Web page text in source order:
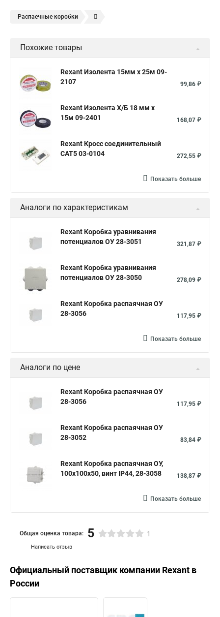
Распаечные коробки
Коробка распределительная ip55
Коробка для скрытой проводки Электрическая коробка
Коробка для электропроводки
Коробка распределительная металлическая
Клеммная распределительная коробка
Щит электрический встраиваемый
Коробка телефонная распределительная
Коробка распределительная 10 10
Распределительная коробка для электропроводки
Цена распределительных коробок
Коробка распределительная 100х100х50
Коробка 100х100х50 ip54 Коробка 100х100х50 ip55
Коробка распределительная 100х100х50
Коробка распределительная уличная ip65
Коробка распределительная с кабельными вводами
Похожие товары
Rexant Изолента 15мм х 25м 09-
2107
99,86 ₽
Rexant Изолента Х/Б 18 мм х
15м 09-2401
168,07 ₽
Rexant Кросс соединительный
CAT5 03-0104
272,55 ₽
Показать больше
Аналоги по характеристикам
Rexant Коробка уравнивания
потенциалов ОУ 28-3051
321,87 ₽
Rexant Коробка уравнивания
потенциалов ОУ 28-3050
278,09 ₽
Rexant Коробка распаячная ОУ
28-3056
117,95 ₽
Показать больше
Аналоги по цене
Rexant Коробка распаячная ОУ
28-3056
117,95 ₽
Rexant Коробка распаячная ОУ
28-3052
83,84 ₽
Rexant Коробка распаячная ОУ,
100x100x50, винт IP44, 28-3058
138,87 ₽
Показать больше
Написать отзыв
Общая оценка товара: 5 1
Официальный поставщик компании Rexant в
России